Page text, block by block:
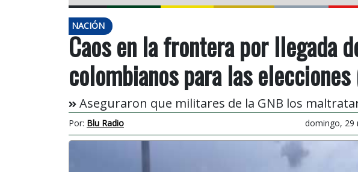
NACIÓN
Caos en la frontera por llegada
colombianos para las
Aseguraron que militares de la GNB los
Por: Blu Radio domingo, 29